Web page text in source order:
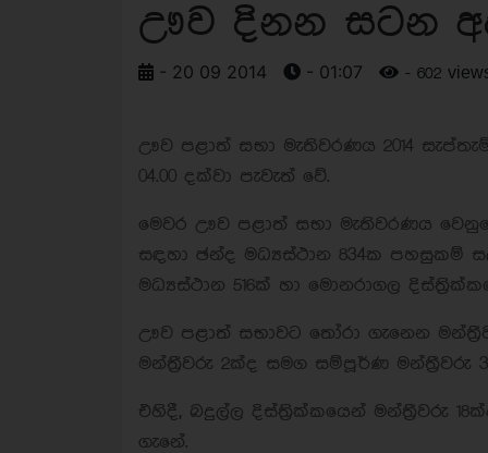
ඌව දිනන සටන
- 20 09 2014 - 01:07 - 602
ඌව පළාත් සභා මැතිවරණය 2014
04.00 දක්වා පැවැත් වේ.
මෙවර ඌව පළාත් සභා මැතිවරණය
සඳහා ඡන්ද මධ්‍යස්ථාන 834ක පහසුකම්
මධ්‍යස්ථාන 516ක් හා මොනරාගල
ඌව පළාත් සභාවට තෝරා ගැනෙන
මන්ත්‍රීවරු 2ක්ද සමග සම්පූර්ණ මන්ත්‍රීවරු
එහිදී, බදුල්ල දිස්ත්‍රික්කයෙන් මන්ත්‍රීවරු
ගැනේ.